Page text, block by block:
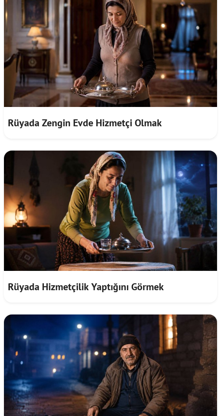
Rüyada Zengin Evde Hizmetçi Olmak
Rüyada Hizmetçilik Yaptığını Görmek